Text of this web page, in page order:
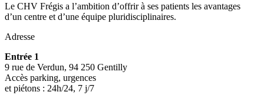
Le CHV Frégis a l’ambition d’offrir à ses patients les avantages
d’un centre et d’une équipe pluridisciplinaires.
Adresse
Entrée 1
9 rue de Verdun, 94 250 Gentilly
Accès parking, urgences
et piétons : 24h/24, 7 j/7